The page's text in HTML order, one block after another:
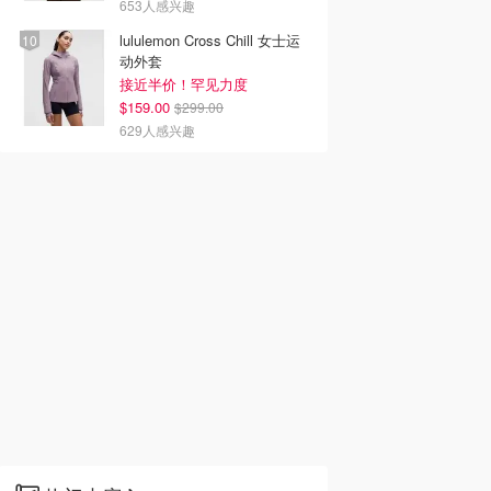
653人感兴趣
lululemon Cross Chill 女士运
动外套
接近半价！罕见力度
$159.00 $299.00
629人感兴趣